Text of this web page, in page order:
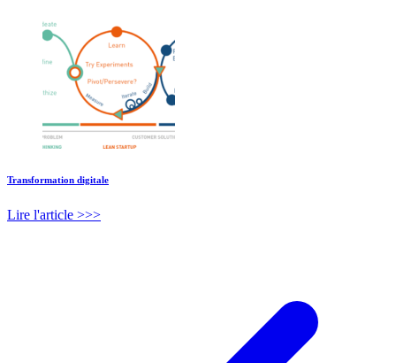
Transformation digitale
Lire l'article >>>